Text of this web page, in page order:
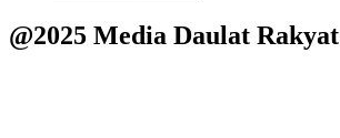
@2025 Media Daulat Rakyat